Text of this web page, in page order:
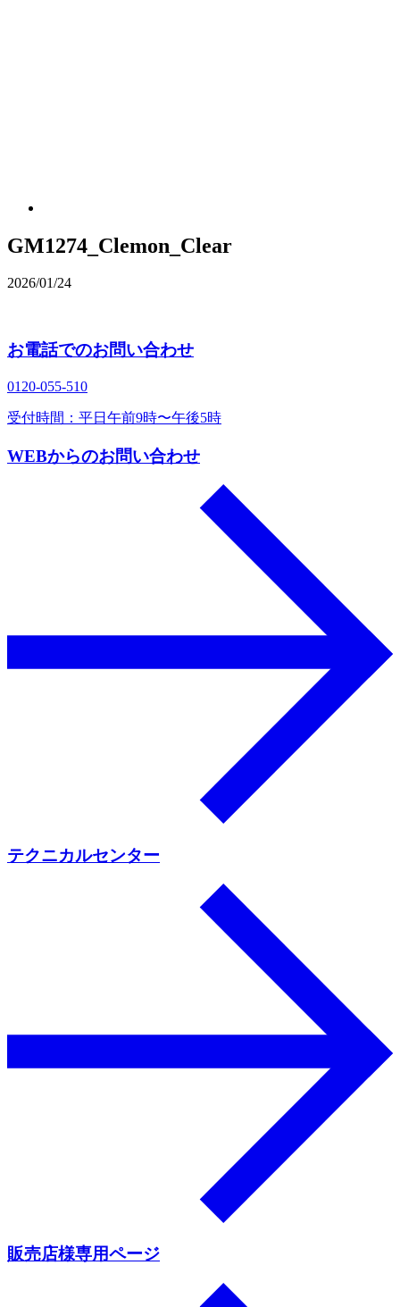
GM1274_Clemon_Clear
2026/01/24
お電話でのお問い合わせ
0120‐055‐510
受付時間：平日午前9時〜午後5時
WEBからのお問い合わせ
テクニカルセンター
販売店様専用ページ